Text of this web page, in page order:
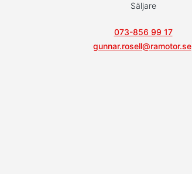
Säljare
073-856 99 17
gunnar.rosell@ramotor.se